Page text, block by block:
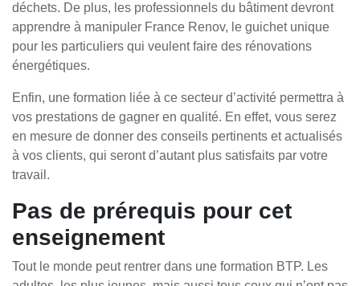
déchets. De plus, les professionnels du bâtiment devront
apprendre à manipuler France Renov, le guichet unique
pour les particuliers qui veulent faire des rénovations
énergétiques.
Enfin, une formation liée à ce secteur d’activité permettra à
vos prestations de gagner en qualité. En effet, vous serez
en mesure de donner des conseils pertinents et actualisés
à vos clients, qui seront d’autant plus satisfaits par votre
travail.
Pas de prérequis pour cet
enseignement
Tout le monde peut rentrer dans une formation BTP. Les